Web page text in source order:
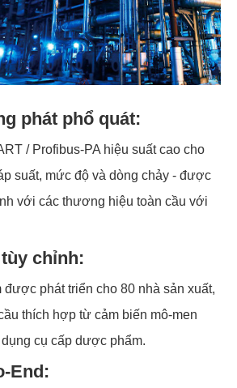
phát phổ quát:
/ Profibus-PA hiệu suất cao cho
suất, mức độ và dòng chảy - được
với các thương hiệu toàn cầu với
chỉnh:
được phát triển cho 80 nhà sản xuất,
thích hợp từ cảm biến mô-men
cụ cấp dược phẩm.
End: